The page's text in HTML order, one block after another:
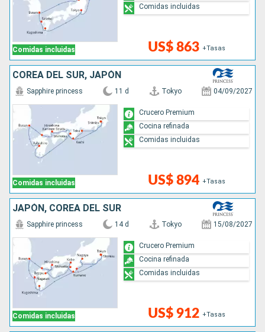
Comidas incluidas US$ 863 +Tasas
Comidas incluidas
COREA DEL SUR, JAPÓN
Comidas incluidas
Sapphire princess 11 d Tokyo 04/09/2027
US$ 894 +Tasas
Crucero Premium
Cocina refinada
Comidas incluidas
JAPÓN, COREA DEL SUR
Comidas incluidas
Sapphire princess 14 d Tokyo 15/08/2027
US$ 912 +Tasas
Crucero Premium
Cocina refinada
Comidas incluidas